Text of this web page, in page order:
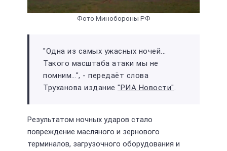
Фото Минобороны РФ
"Одна из самых ужасных ночей...
Такого масштаба атаки мы не
помним…", - передаёт слова
Труханова издание "РИА Новости".
Результатом ночных ударов стало
повреждение масляного и зернового
терминалов, загрузочного оборудования и